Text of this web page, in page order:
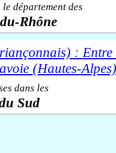
département des
Rhône
dans les
Sud